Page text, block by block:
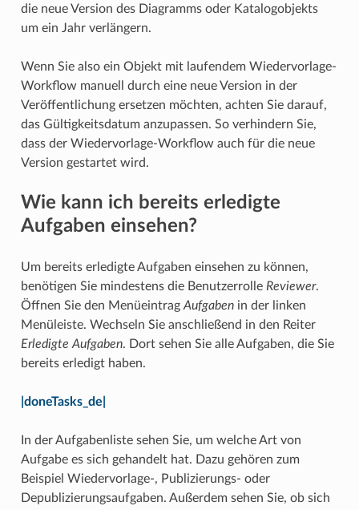
die neue Version des Diagramms oder Katalogobjekts
um ein Jahr verlängern.
Wenn Sie also ein Objekt mit laufendem Wiedervorlage-
Workflow manuell durch eine neue Version in der
Veröffentlichung ersetzen möchten, achten Sie darauf,
das Gültigkeitsdatum anzupassen. So verhindern Sie,
dass der Wiedervorlage-Workflow auch für die neue
Version gestartet wird.
Wie kann ich bereits erledigte
Aufgaben einsehen?
Um bereits erledigte Aufgaben einsehen zu können,
benötigen Sie mindestens die Benutzerrolle Reviewer.
Öffnen Sie den MenüeintragAufgabenin der linken
Menüleiste. Wechseln Sie anschließend in den Reiter
Erledigte Aufgaben. Dort sehen Sie alle Aufgaben, die Sie
bereits erledigt haben.
|doneTasks_de|
In der Aufgabenliste sehen Sie, um welche Art von
Aufgabe es sich gehandelt hat. Dazu gehören zum
Beispiel Wiedervorlage-, Publizierungs- oder
Depublizierungsaufgaben. Außerdem sehen Sie, ob sich